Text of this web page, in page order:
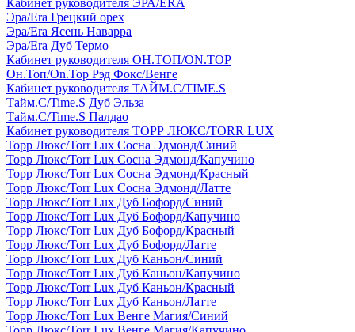
Кабинет руководителя ЭРА/ERA
Эра/Era Грецкий орех
Эра/Era Ясень Наварра
Эра/Era Дуб Термо
Кабинет руководителя ОН.ТОП/ON.TOP
Он.Топ/On.Top Рэд Фокс/Венге
Кабинет руководителя ТАЙМ.С/TIME.S
Тайм.С/Time.S Дуб Эльза
Тайм.С/Time.S Палдао
Кабинет руководителя ТОРР ЛЮКС/TORR LUX
Торр Люкс/Torr Lux Сосна Эдмонд/Синий
Торр Люкс/Torr Lux Сосна Эдмонд/Капучино
Торр Люкс/Torr Lux Сосна Эдмонд/Красный
Торр Люкс/Torr Lux Сосна Эдмонд/Латте
Торр Люкс/Torr Lux Дуб Бофорд/Синий
Торр Люкс/Torr Lux Дуб Бофорд/Капучино
Торр Люкс/Torr Lux Дуб Бофорд/Красный
Торр Люкс/Torr Lux Дуб Бофорд/Латте
Торр Люкс/Torr Lux Дуб Каньон/Синий
Торр Люкс/Torr Lux Дуб Каньон/Капучино
Торр Люкс/Torr Lux Дуб Каньон/Красный
Торр Люкс/Torr Lux Дуб Каньон/Латте
Торр Люкс/Torr Lux Венге Магия/Синий